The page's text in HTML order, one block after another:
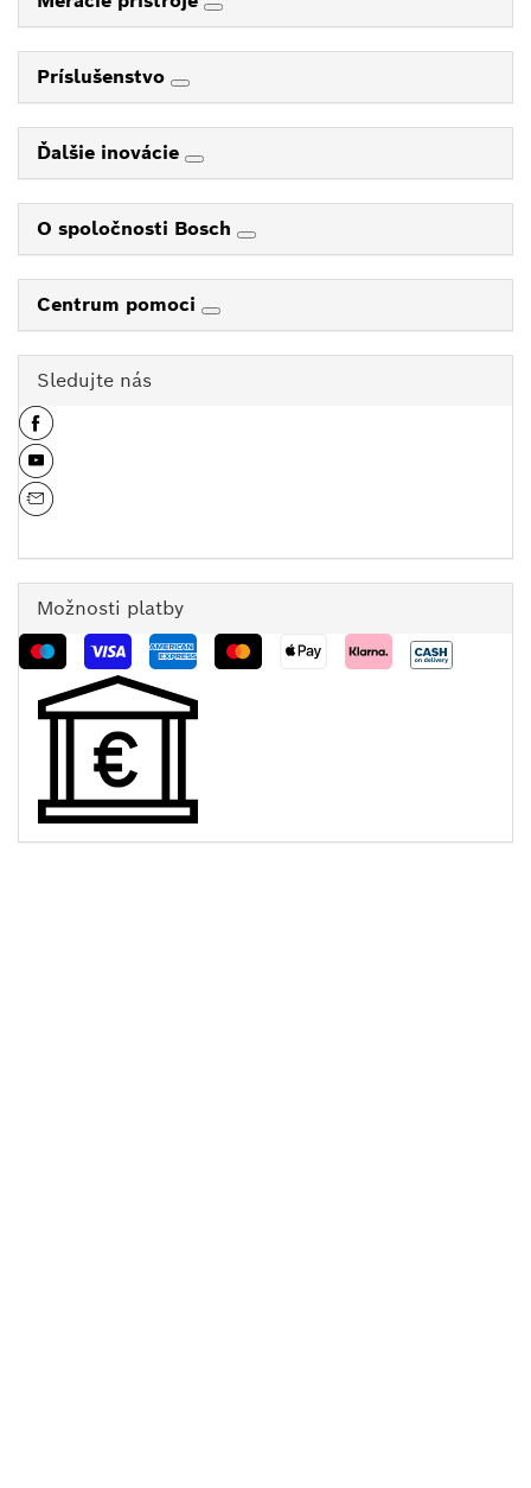
Príslušenstvo
Ďalšie inovácie
O spoločnosti Bosch
Centrum pomoci
Sledujte nás
Možnosti platby